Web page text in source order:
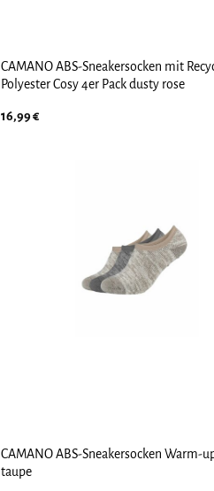
CAMANO ABS-Sneakersocken mit
Polyester Cosy 4er Pack dusty rose
16,99€
CAMANO ABS-Sneakersocken Warm-
taupe